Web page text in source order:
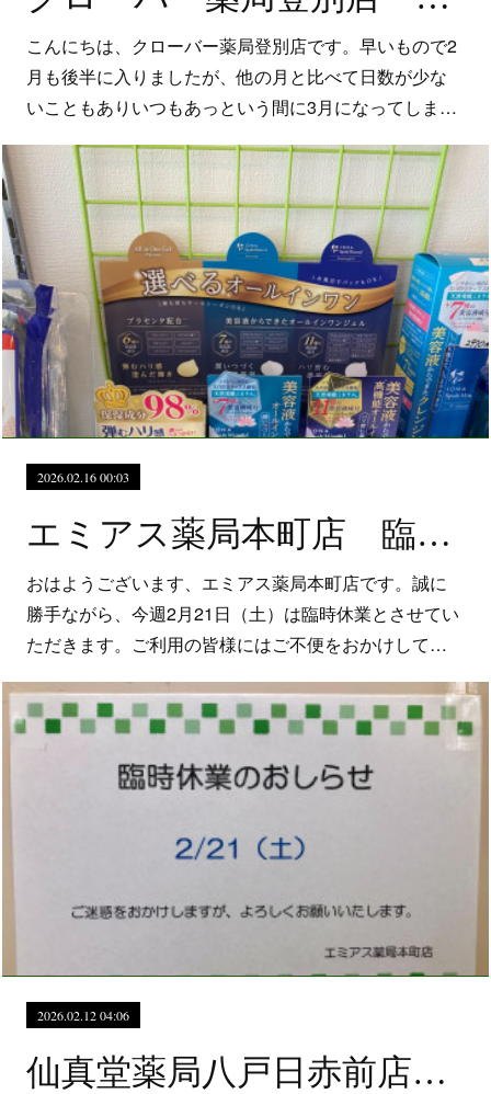
こんにちは、クローバー薬局登別店です。早いもので2
月も後半に入りましたが、他の月と比べて日数が少な
いこともありいつもあっという間に3月になってしま…
2026.02.16 00:03
エミアス薬局本町店 臨時休業のお知らせ
おはようございます、エミアス薬局本町店です。誠に
勝手ながら、今週2月21日（土）は臨時休業とさせてい
ただきます。ご利用の皆様にはご不便をおかけして…
2026.02.12 04:06
仙真堂薬局八戸日赤前店 夏だけじゃない？冬場の脱水症状にアクアソリタ